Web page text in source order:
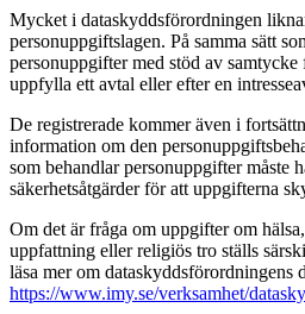
Mycket i dataskyddsförordningen
personuppgiftslagen. På samma sätt
personuppgifter med stöd av
uppfylla ett avtal eller efter en
De registrerade kommer även i
information om den
som behandlar personuppgifter måste
säkerhetsåtgärder för att uppgifterna
Om det är fråga om uppgifter om
uppfattning eller religiös tro ställs
läsa mer om dataskyddsförordningens
https://www.imy.se/verksamhet/